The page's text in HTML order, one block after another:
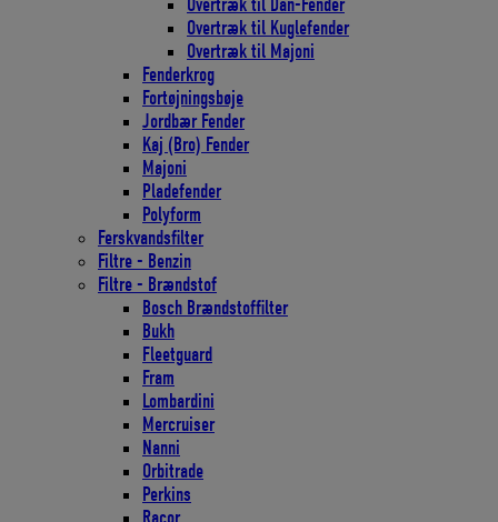
Overtræk til Dan-Fender
Overtræk til Kuglefender
Overtræk til Majoni
Fenderkrog
Fortøjningsbøje
Jordbær Fender
Kaj (Bro) Fender
Majoni
Pladefender
Polyform
Ferskvandsfilter
Filtre - Benzin
Filtre - Brændstof
Bosch Brændstoffilter
Bukh
Fleetguard
Fram
Lombardini
Mercruiser
Nanni
Orbitrade
Perkins